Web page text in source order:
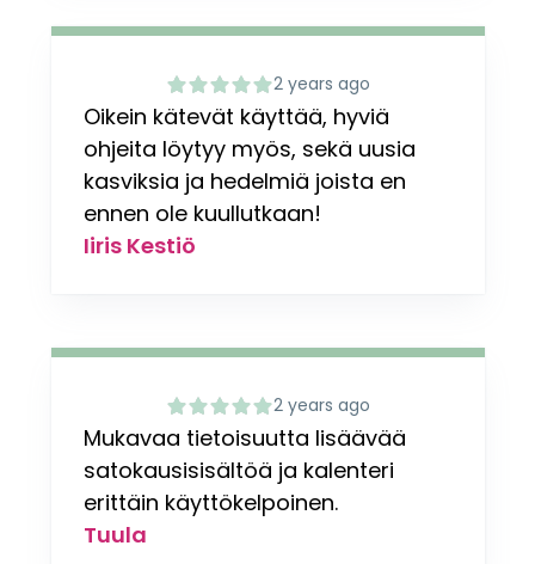
2 years ago
Oikein kätevät käyttää, hyviä
ohjeita löytyy myös, sekä uusia
kasviksia ja hedelmiä joista en
ennen ole kuullutkaan!
Iiris Kestiö
2 years ago
Mukavaa tietoisuutta lisäävää
satokausisisältöä ja kalenteri
erittäin käyttökelpoinen.
Tuula